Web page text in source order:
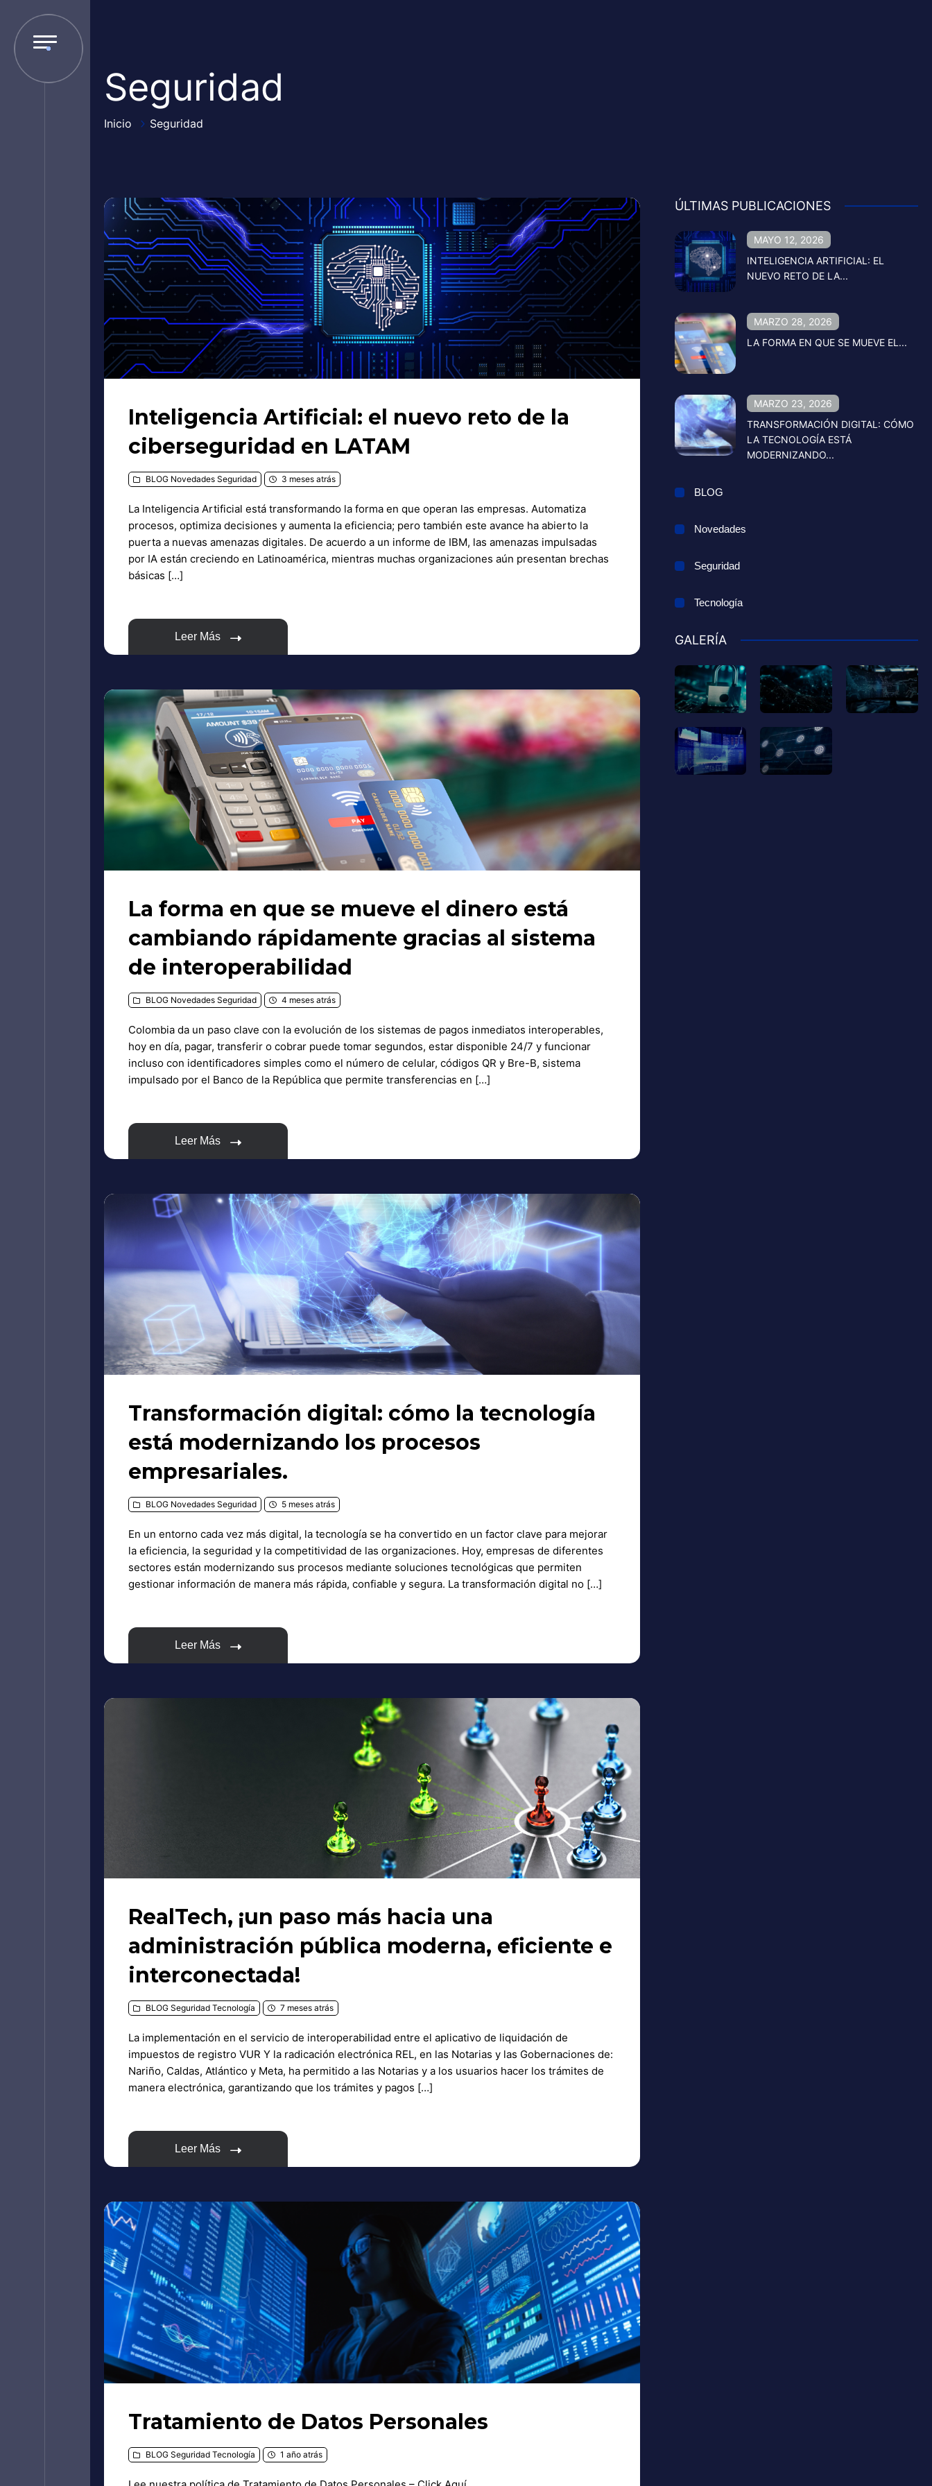
Seguridad
Inicio Seguridad
Inteligencia Artificial: el nuevo reto de la
ciberseguridad en LATAM
BLOG Novedades Seguridad 3 meses atrás
La Inteligencia Artificial está transformando la forma en que operan las empresas. Automatiza
procesos, optimiza decisiones y aumenta la eficiencia; pero también este avance ha abierto la
puerta a nuevas amenazas digitales. De acuerdo a un informe de IBM, las amenazas impulsadas
por IA están creciendo en Latinoamérica, mientras muchas organizaciones aún presentan brechas
básicas […]
Leer Más
La forma en que se mueve el dinero está
cambiando rápidamente gracias al sistema
de interoperabilidad
BLOG Novedades Seguridad 4 meses atrás
Colombia da un paso clave con la evolución de los sistemas de pagos inmediatos interoperables,
hoy en día, pagar, transferir o cobrar puede tomar segundos, estar disponible 24/7 y funcionar
incluso con identificadores simples como el número de celular, códigos QR y Bre-B, sistema
impulsado por el Banco de la República que permite transferencias en […]
Leer Más
Transformación digital: cómo la tecnología
está modernizando los procesos
empresariales.
BLOG Novedades Seguridad 5 meses atrás
En un entorno cada vez más digital, la tecnología se ha convertido en un factor clave para mejorar
la eficiencia, la seguridad y la competitividad de las organizaciones. Hoy, empresas de diferentes
sectores están modernizando sus procesos mediante soluciones tecnológicas que permiten
gestionar información de manera más rápida, confiable y segura. La transformación digital no […]
Leer Más
RealTech, ¡un paso más hacia una
administración pública moderna, eficiente e
interconectada!
BLOG Seguridad Tecnología 7 meses atrás
La implementación en el servicio de interoperabilidad entre el aplicativo de liquidación de
impuestos de registro VUR Y la radicación electrónica REL, en las Notarias y las Gobernaciones de:
Nariño, Caldas, Atlántico y Meta, ha permitido a las Notarias y a los usuarios hacer los trámites de
manera electrónica, garantizando que los trámites y pagos […]
Leer Más
Tratamiento de Datos Personales
BLOG Seguridad Tecnología 1 año atrás
ÚLTIMAS PUBLICACIONES
MAYO 12, 2026
INTELIGENCIA ARTIFICIAL: EL
NUEVO RETO DE LA...
MARZO 28, 2026
LA FORMA EN QUE SE MUEVE EL...
MARZO 23, 2026
TRANSFORMACIÓN DIGITAL: CÓMO
LA TECNOLOGÍA ESTÁ
MODERNIZANDO...
BLOG
Novedades
Seguridad
Tecnología
GALERÍA